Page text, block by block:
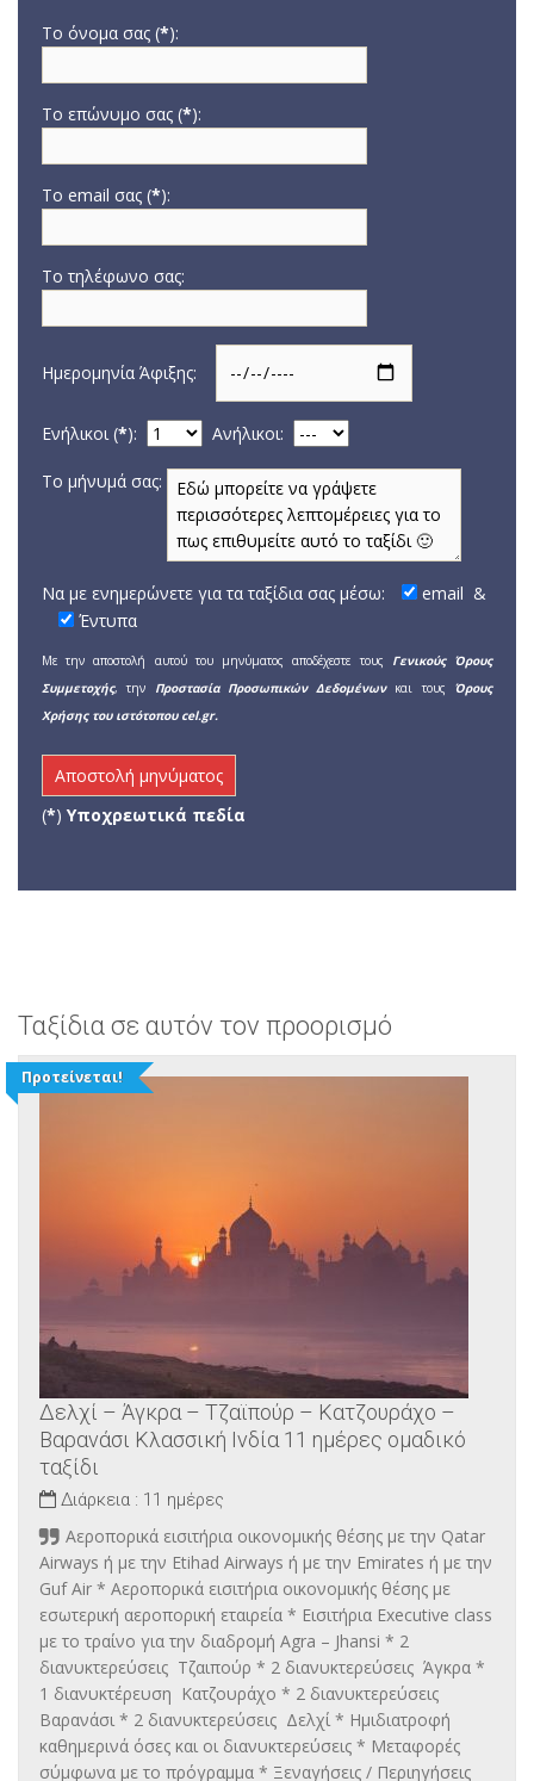
Το όνομα σας (*):
Το επώνυμο σας (*):
Το email σας (*):
Το τηλέφωνο σας:
Ημερομηνία Άφιξης:
Ενήλικοι (*): Aνήλικοι:
Το μήνυμά σας:
Να με ενημερώνετε για τα ταξίδια σας μέσω: email &
Έντυπα
Με την αποστολή αυτού του μηνύματος αποδέχεστε τους Γενικούς Όρους
Συμμετοχής, την Προστασία Προσωπικών Δεδομένωνκαι τους Όρους
Χρήσης του ιστότοπου cel.gr.
(*) Υποχρεωτικά πεδία
Ταξίδια σε αυτόν τον προορισμό
Προτείνεται!
Δελχί – Άγκρα – Τζαϊπούρ – Κατζουράχο –
Βαρανάσι Κλασσική Ινδία 11 ημέρες ομαδικό
ταξίδι
Διάρκεια : 11 ημέρες
Αεροπορικά εισιτήρια οικονομικής θέσης με την Qatar
Airways ή με την Etihad Airways ή με την Emirates ή με την
Guf Air * Αεροπορικά εισιτήρια οικονομικής θέσης με
εσωτερική αεροπορική εταιρεία * Εισιτήρια Executive class
με το τραίνο για την διαδρομή Agra – Jhansi * 2
διανυκτερεύσεις Τζαιπούρ * 2 διανυκτερεύσεις Άγκρα *
1 διανυκτέρευση Κατζουράχο * 2 διανυκτερεύσεις
Βαρανάσι * 2 διανυκτερεύσεις Δελχί * Ημιδιατροφή
καθημερινά όσες και οι διανυκτερεύσεις * Μεταφορές
σύμφωνα με το πρόγραμμα * Ξεναγήσεις / Περιηγήσεις